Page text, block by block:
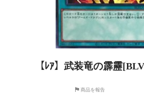
【ﾚｱ】武装竜の霹靂
商品を報告